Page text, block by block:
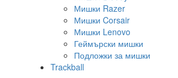
Мишки Razer
Мишки Corsair
Мишки Lenovo
Геймърски мишки
Подложки за мишки
Trackball